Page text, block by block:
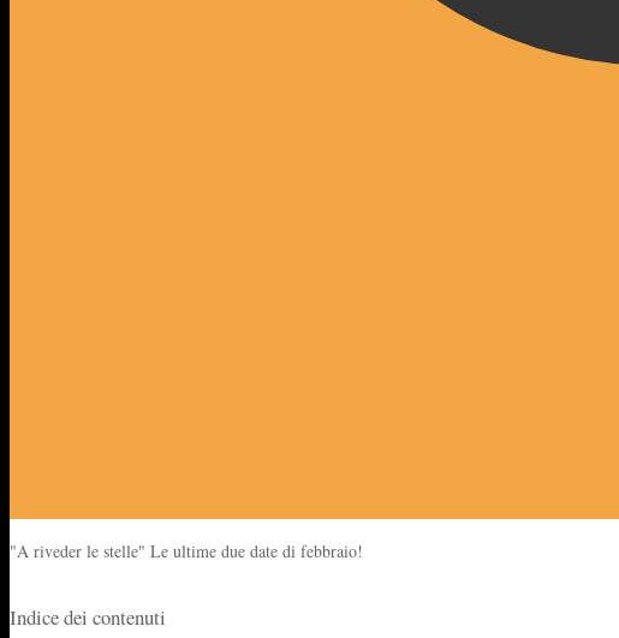
"A riveder le stelle" Le ultime due date di febbraio!
Indice dei contenuti